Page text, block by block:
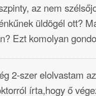
az nem
üldögél ott?
Ezt komolyan
2-szer elolvastam
írta,hogy ő